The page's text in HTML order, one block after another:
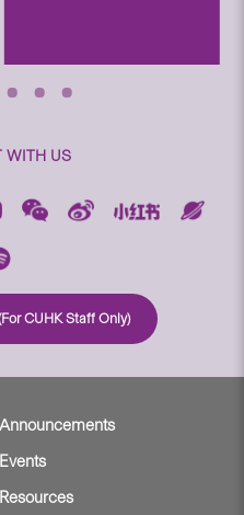
WITH US
CUHK Staff Only)
Announcements
Events
Resources